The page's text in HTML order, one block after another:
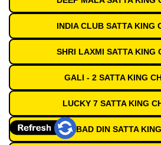
INDIA CLUB SATTA KING
SHRI LAXMI SATTA KING
GALI - 2 SATTA KING
LUCKY 7 SATTA KING
GAZIABAD DIN SATTA